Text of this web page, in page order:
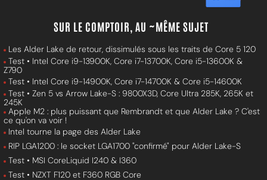
SUR LE COMPTOIR, AU ~MÊME SUJET
Les Alder Lake de retour, dissimulés sous les traits de Core 5 120
Test • Intel Core i9-13900K, Core i7-13700K, Core i5-13600K &
Z790
Test • Intel Core i9-14900K, Core i7-14700K & Core i5-14600K
Test • Zen 5 vs Arrow Lake-S : 9800X3D, Core Ultra 285K, 265K et
245K
Apple M2 : plus puissant que Rembrandt et que Alder Lake ? C'est
ce qu'on va voir !
Intel tourne la page des Alder Lake
RIP LGA1200 : le socket LGA1700 "confirmé" pour Alder Lake-S
Test • MSI CoreLiquid I240 & I360
Test • NZXT F120 et F360 RGB Core